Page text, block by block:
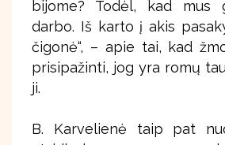
bijome? Todėl, kad mus
darbo. Iš karto į akis
čigonė“, – apie tai, kad
prisipažinti, jog yra romų
ji.
B. Karvelienė taip pat